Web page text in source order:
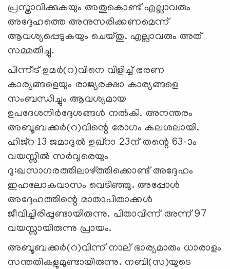
പ്രസ്താവിക്കുകയും അതുകൊണ്ട് എല്ലാവരും
അദ്ദേഹത്തെ അനുസരിക്കണമെന്ന്
ആവശ്യപ്പെടുകയും ചെയ്തു. എല്ലാവരും അത്
സമ്മതിച്ചു.
പിന്നീട് ഉമര്‍(റ)വിനെ വിളിച്ച് ഭരണ
കാര്യങ്ങളെയും രാജ്യരക്ഷാ കാര്യങ്ങളെ
സംബന്ധിച്ചും ആവശ്യമായ
ഉപദേശനിര്‍ദ്ദേശങ്ങള്‍ നല്‍കി. അനന്തരം
അബൂബക്കര്‍(റ)വിന്റെ രോഗം കലശലായി.
ഹിജ്‌റ 13 ജമാദുല്‍ ഉഖ്‌റാ 23ന് തന്റെ 63-ാം
വയസ്സില്‍ സര്‍വ്വരെയും
ദു:ഖസാഗരത്തിലാഴ്ത്തിക്കൊണ്ട് അദ്ദേഹം
ഇഹലോകവാസം വെടിഞ്ഞു. അപ്പോള്‍
അദ്ദേഹത്തിന്റെ മാതാപിതാക്കള്‍
ജീവിച്ചിരിപ്പുണ്ടായിരുന്നു. പിതാവിന്ന് അന്ന് 97
വയസ്സായിരുന്നു പ്രായം.
അബൂബക്കര്‍(റ)വിന്ന് നാല് ഭാര്യമാരും ധാരാളം
സന്തതികളുമുണ്ടായിരുന്നു. നബി(സ)യുടെ